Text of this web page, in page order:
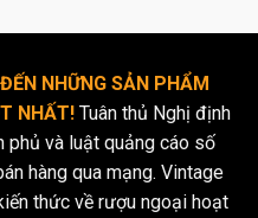
NHỮNG SẢN PHẨM
NHẤT! Tuân thủ Nghị định
và luật quảng cáo số
hàng qua mạng. Vintage
thức về rượu ngoại hoạt